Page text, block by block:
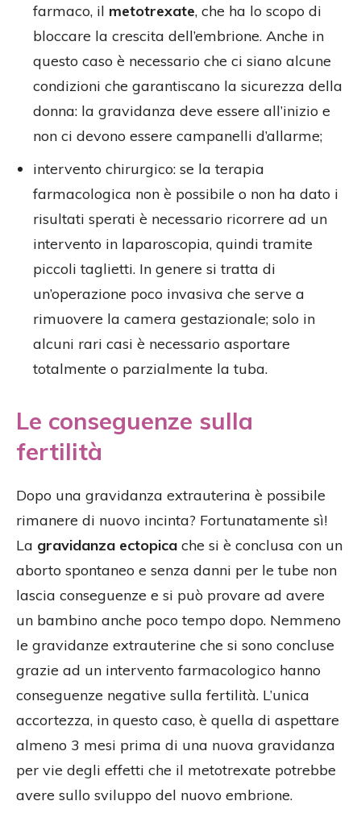
farmaco, il metotrexate, che ha lo scopo di
bloccare la crescita dell’embrione. Anche in
questo caso è necessario che ci siano alcune
condizioni che garantiscano la sicurezza della
donna: la gravidanza deve essere all’inizio e
non ci devono essere campanelli d’allarme;
intervento chirurgico: se la terapia
farmacologica non è possibile o non ha dato i
risultati sperati è necessario ricorrere ad un
intervento in laparoscopia, quindi tramite
piccoli taglietti. In genere si tratta di
un’operazione poco invasiva che serve a
rimuovere la camera gestazionale; solo in
alcuni rari casi è necessario asportare
totalmente o parzialmente la tuba.
Le conseguenze sulla
fertilità
Dopo una gravidanza extrauterina è possibile
rimanere di nuovo incinta? Fortunatamente sì!
La gravidanza ectopica che si è conclusa con un
aborto spontaneo e senza danni per le tube non
lascia conseguenze e si può provare ad avere
un bambino anche poco tempo dopo. Nemmeno
le gravidanze extrauterine che si sono concluse
grazie ad un intervento farmacologico hanno
conseguenze negative sulla fertilità. L’unica
accortezza, in questo caso, è quella di aspettare
almeno 3 mesi prima di una nuova gravidanza
per vie degli effetti che il metotrexate potrebbe
avere sullo sviluppo del nuovo embrione.